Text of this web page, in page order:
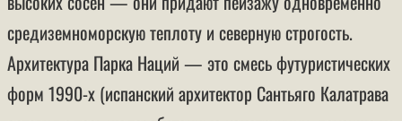
средиземноморскую теплоту и северную строгость.
Архитектура Парка Наций — это смесь футуристических
форм 1990-х (испанский архитектор Сантьяго Калатрава